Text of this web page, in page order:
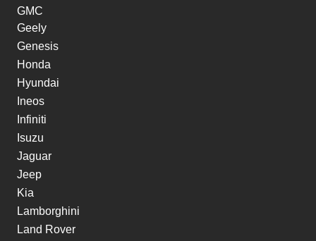
GMC
Geely
Genesis
Honda
Hyundai
Ineos
Infiniti
Isuzu
Jaguar
Jeep
Kia
Lamborghini
Land Rover